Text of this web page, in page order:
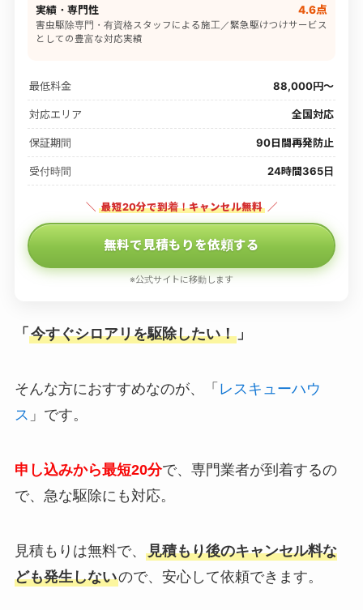
実績・専門性 4.6点
害虫駆除専門・有資格スタッフによる施工／緊急駆けつけサービス
としての豊富な対応実績
最低料金 88,000円〜
対応エリア 全国対応
保証期間 90日間再発防止
受付時間 24時間365日
＼ 最短20分で到着！キャンセル無料 ／
無料で見積もりを依頼する
※公式サイトに移動します
「 今すぐシロアリを駆除したい！」
そんな方におすすめなのが、「 レスキューハウ
ス 」です。
申し込みから最短20分で、専門業者が到着するの
で、急な駆除にも対応。
見積もりは無料で、 見積もり後のキャンセル料な
ども発生しないので、安心して依頼できます。